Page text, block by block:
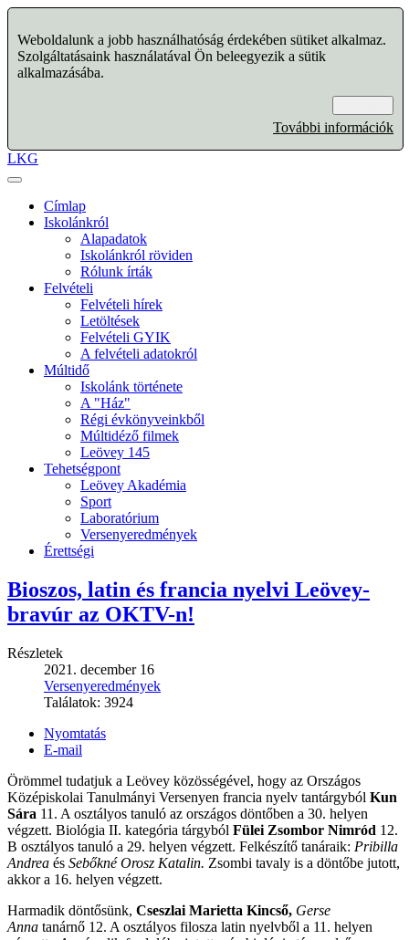
Weboldalunk a jobb használhatóság érdekében sütiket alkalmaz.
Szolgáltatásaink használatával Ön beleegyezik a sütik
alkalmazásába.
További információk
LKG
Címlap
Iskolánkról
Alapadatok
Iskolánkról röviden
Rólunk írták
Felvételi
Felvételi hírek
Letöltések
Felvételi GYIK
A felvételi adatokról
Múltidő
Iskolánk története
A "Ház"
Régi évkönyveinkből
Múltidéző filmek
Leövey 145
Tehetségpont
Leövey Akadémia
Sport
Laboratórium
Versenyeredmények
Érettségi
Bioszos, latin és francia nyelvi Leövey-
bravúr az OKTV-n!
Részletek
2021. december 16
Versenyeredmények
Találatok: 3924
Nyomtatás
E-mail
Örömmel tudatjuk a Leövey közösségével, hogy az Országos
Középiskolai Tanulmányi Versenyen francia nyelv tantárgyból Kun
Sára 11. A osztályos tanuló az országos döntőben a 30. helyen
végzett. Biológia II. kategória tárgyból Fülei Zsombor Nimród 12.
B osztályos tanuló a 29. helyen végzett. Felkészítő tanáraik: Pribilla
Andrea és Sebőkné Orosz Katalin. Zsombi tavaly is a döntőbe jutott,
akkor a 16. helyen végzett.
Harmadik döntősünk, Cseszlai Marietta Kincső, Gerse
Anna tanárnő 12. A osztályos filosza latin nyelvből a 11. helyen